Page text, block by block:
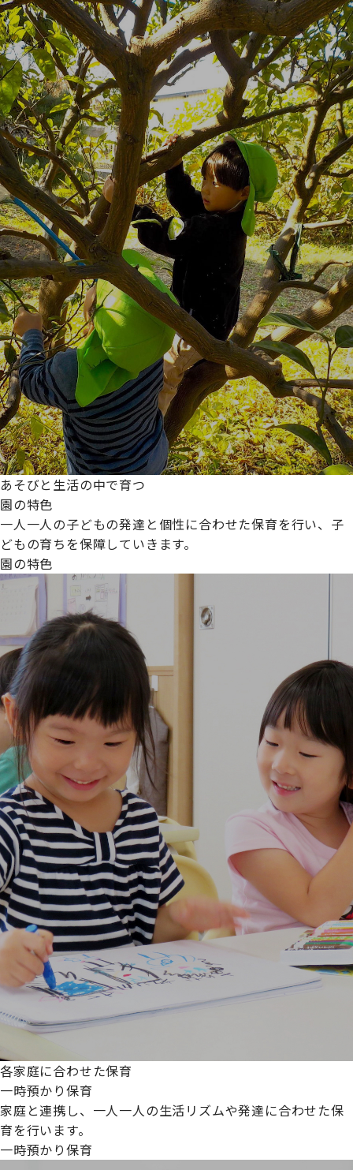
あそびと生活の中で育つ
園の特色
一人一人の子どもの発達と個性に合わせた保育を行い、子
どもの育ちを保障していきます。
園の特色
各家庭に合わせた保育
一時預かり保育
家庭と連携し、一人一人の生活リズムや発達に合わせた保
育を行います。
一時預かり保育